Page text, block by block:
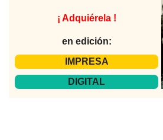
¡ Adquiérela !
en edición:
IMPRESA
DIGITAL